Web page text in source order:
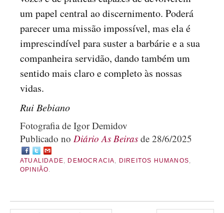
um papel central ao discernimento. Poderá
parecer uma missão impossível, mas ela é
imprescindível para suster a barbárie e a sua
companheira servidão, dando também um
sentido mais claro e completo às nossas
vidas.
Rui Bebiano
Fotografia de Igor Demidov
Publicado no Diário As Beiras de 28/6/2025
ATUALIDADE, DEMOCRACIA, DIREITOS HUMANOS,
OPINIÃO.